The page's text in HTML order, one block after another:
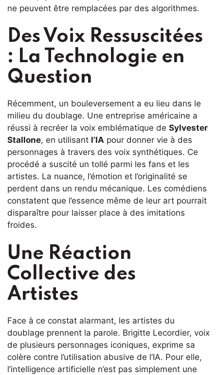
ne peuvent être remplacées par des algorithmes.
Des Voix Ressuscitées
: La Technologie en
Question
Récemment, un bouleversement a eu lieu dans le
milieu du doublage. Une entreprise américaine a
réussi à recréer la voix emblématique de Sylvester
Stallone, en utilisant l’IA pour donner vie à des
personnages à travers des voix synthétiques. Ce
procédé a suscité un tollé parmi les fans et les
artistes. La nuance, l’émotion et l’originalité se
perdent dans un rendu mécanique. Les comédiens
constatent que l’essence même de leur art pourrait
disparaître pour laisser place à des imitations
froides.
Une Réaction
Collective des
Artistes
Face à ce constat alarmant, les artistes du
doublage prennent la parole. Brigitte Lecordier, voix
de plusieurs personnages iconiques, exprime sa
colère contre l’utilisation abusive de l’IA. Pour elle,
l’intelligence artificielle n’est pas simplement une